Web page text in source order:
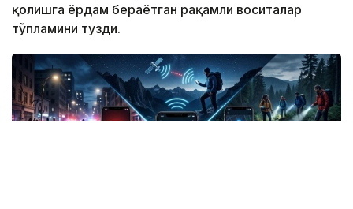
қолишга ёрдам бераётган рақамли воситалар
тўпламини тузди.